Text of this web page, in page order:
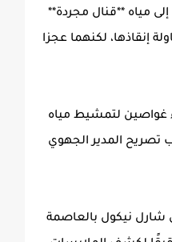
الشقيقان اللذان كانا في سنّ 15 و17 سنة، نزلا إلى مياه **قنال مجردة**
إنقاذها، لكنهما عجزا
غواصين لتمشيط مياه
تصريح المدير الجهوي
شارل نيكول بالعاصمة